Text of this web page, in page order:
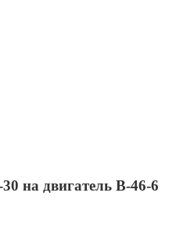
на двигатель В-46-6